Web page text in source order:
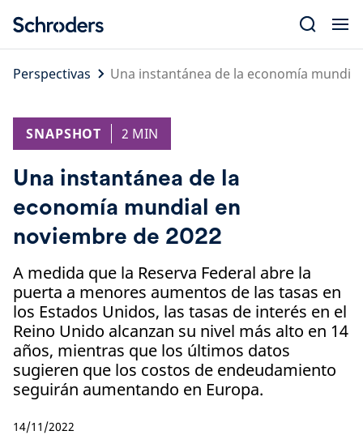
content
Perspectivas
Una instantánea de la economía
SNAPSHOT 2 MIN
Una instantánea de la
economía mundial en
noviembre de 2022
A medida que la Reserva Federal abre la
puerta a menores aumentos de las tasas en
los Estados Unidos, las tasas de interés en el
Reino Unido alcanzan su nivel más alto en 14
años, mientras que los últimos datos
sugieren que los costos de endeudamiento
seguirán aumentando en Europa.
14/11/2022